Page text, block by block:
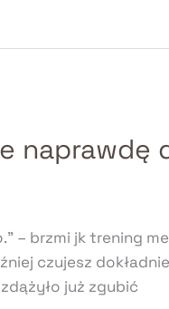
naprawdę
– brzmi jk trening
czujesz
już zgubić